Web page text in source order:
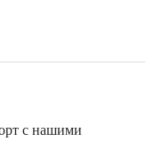
с нашими